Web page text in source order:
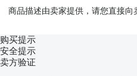
商品描述由卖家提供，请您直接向
购买提示
安全提示
卖方验证